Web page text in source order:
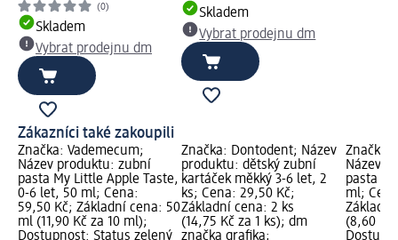
(0)
Skladem
Vybrat prodejnu dm
Skladem
Vybrat prodejnu dm
Zákazníci také zakoupili
Značka: Vademecum;
Název produktu: zubní
pasta My Little Apple Taste,
0-6 let, 50 ml; Cena:
59,50 Kč; Základní cena: 50
ml (11,90 Kč za 10 ml);
Dostupnost: Status zelený
Značka: Dontodent; Název
produktu: dětský zubní
kartáček měkký 3-6 let, 2
ks; Cena: 29,50 Kč;
Základní cena: 2 ks
(14,75 Kč za 1 ks); dm
značka grafika;
Značka:
Název
pasta
ml;
(8,60 Kč